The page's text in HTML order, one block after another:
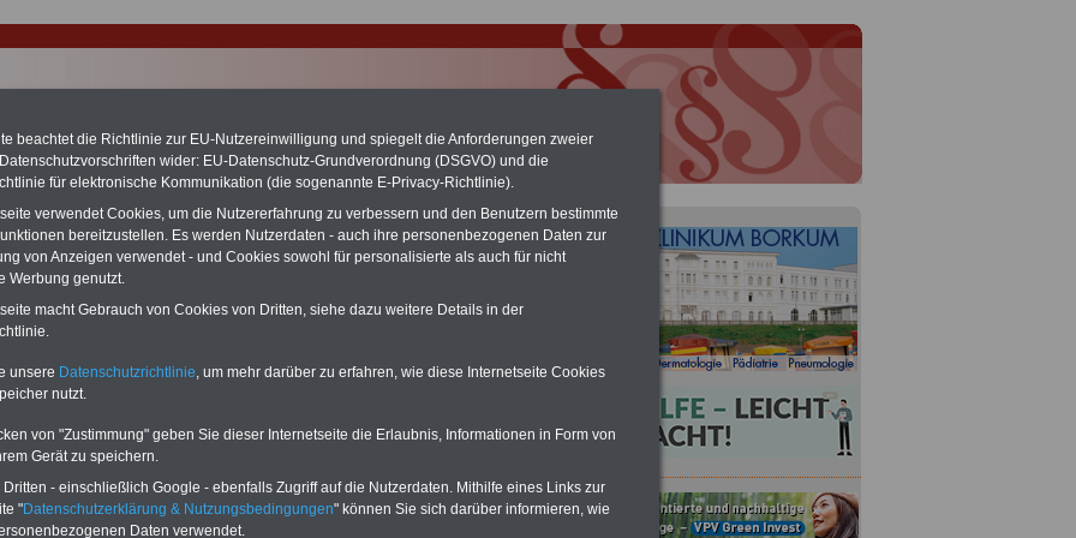
Zehn OnlineBücher & eBooks für den Öffentlichen Dienst oder
Komplettpreis von 15 Euro im Jahr -
Wissenswertes zum Beamtenrecht
, Besoldung, Versorgung,
sowieNebentätigkeitsrecht , Tarifrecht, Berufseinstieg und Frauen im
Dienst>>>mehr Informationen
Nachzahlung für alle Beamtinnen und Beamten des Bundes wegen
Alimentation
beachtet die Richtlinie zur EU-Nutzereinwilligung und spiegelt die Anforderungen zweier
wider: EU-Datenschutz-Grundverordnung (DSGVO) und die
für elektronische Kommunikation (die sogenannte E-Privacy-Richtlinie).
verwendet Cookies, um die Nutzererfahrung zu verbessern und den Benutzern bestimmte
bereitzustellen. Es werden Nutzerdaten - auch ihre personenbezogenen Daten zur
von Anzeigen verwendet - und Cookies sowohl für personalisierte als auch für nicht
Werbung genutzt.
macht Gebrauch von Cookies von Dritten, siehe dazu weitere Details in der
unsere Datenschutzrichtlinie, um mehr darüber zu erfahren, wie diese Internetseite Cookies
nutzt.
von "Zustimmung" geben Sie dieser Internetseite die Erlaubnis, Informationen in Form von
Gerät zu speichern.
- einschließlich Google - ebenfalls Zugriff auf die Nutzerdaten. Mithilfe eines Links zur
"Datenschutzerklärung & Nutzungsbedingungen" können Sie sich darüber informieren, wie
Daten verwendet.